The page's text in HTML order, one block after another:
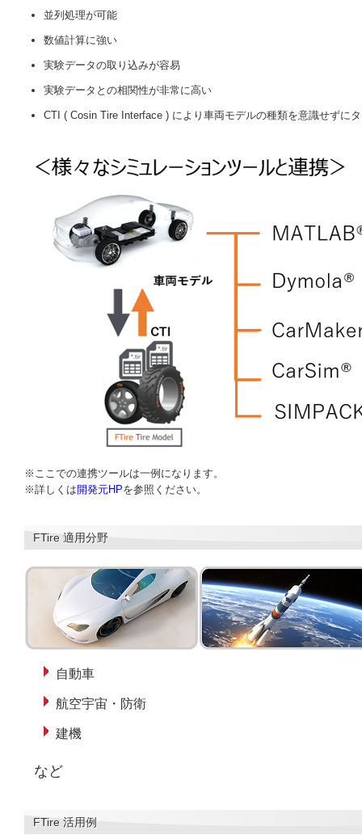
並列処理が可能
数値計算に強い
実験データの取り込みが容易
実験データとの相関性が非常に高い
CTI ( Cosin Tire Interface ) により車両モデルの種類を意識せずに
※ここでの連携ツールは一例になります。
※詳しくは開発元HPを参照ください。
FTire 適用分野
自動車
航空宇宙・防衛
建機
など
FTire 活用例